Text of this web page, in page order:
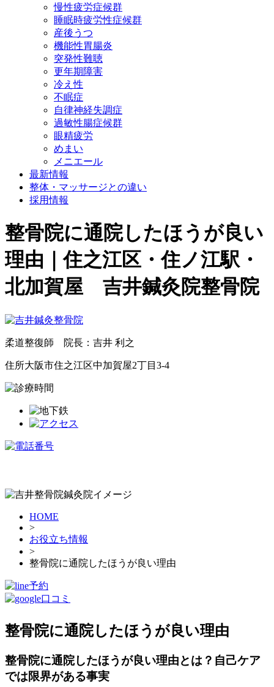
慢性疲労症候群
睡眠時疲労性症候群
産後うつ
機能性胃腸炎
突発性難聴
更年期障害
冷え性
不眠症
自律神経失調症
過敏性腸症候群
眼精疲労
めまい
メニエール
最新情報
整体・マッサージとの違い
採用情報
整骨院に通院したほうが良い
理由｜住之江区・住ノ江駅・
北加賀屋 吉井鍼灸院整骨院
柔道整復師 院長：吉井 利之
住所大阪市住之江区中加賀屋2丁目3-4
HOME
>
お役立ち情報
>
整骨院に通院したほうが良い理由
整骨院に通院したほうが良い理由
整骨院に通院したほうが良い理由とは？自己ケア
では限界がある事実